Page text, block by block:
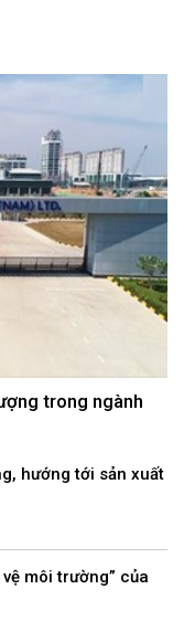
trong ngành
hướng tới sản xuất
môi trường” của